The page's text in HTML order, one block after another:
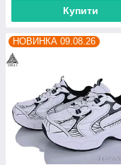
Купити
НОВИНКА 09.08.26